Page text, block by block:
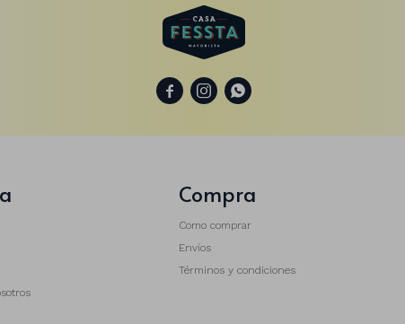
  
Compra
Como comprar
Envíos
Términos y condiciones